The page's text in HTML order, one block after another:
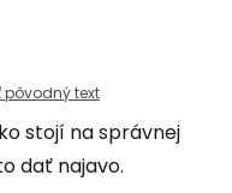
pôvodný text
stojí na správnej
dať najavo.